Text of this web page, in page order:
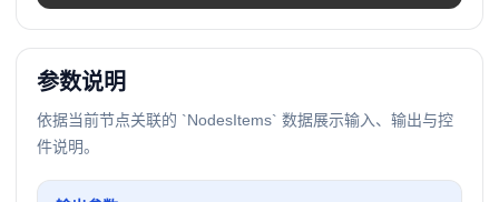
参数说明
依据当前节点关联的 `NodesItems` 数据展示输入、输出与控
件说明。